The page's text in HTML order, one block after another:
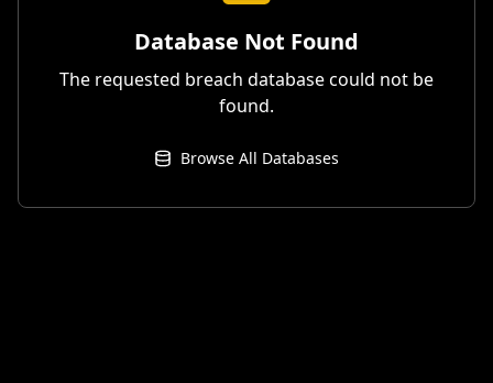
Database Not Found
The requested breach database could not be
found.
Browse All Databases